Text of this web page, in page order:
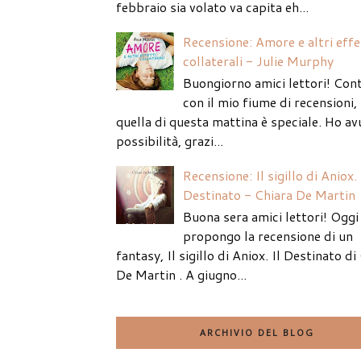
febbraio sia volato va capita eh...
Recensione: Amore e altri
collaterali - Julie Murphy
Buongiorno amici lettori!
con il mio fiume di recensioni,
quella di questa mattina è speciale. Ho
possibilità, grazi...
Recensione: Il sigillo di
Destinato - Chiara De Martin
Buona sera amici lettori!
propongo la recensione di un
fantasy, Il sigillo di Aniox. Il Destinato di
De Martin . A giugno...
ARCHIVIO DEL BLOG